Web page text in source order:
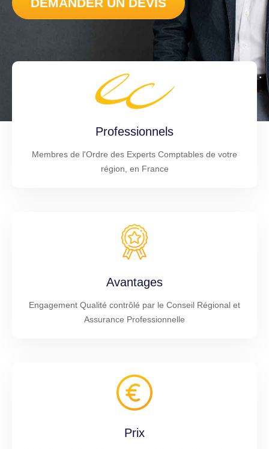
Professionnels
Membres de l'Ordre des Experts Comptables de votre
région, en France
Avantages
Engagement Qualité contrôlé par le Conseil Régional et
Assurance Professionnelle
Prix